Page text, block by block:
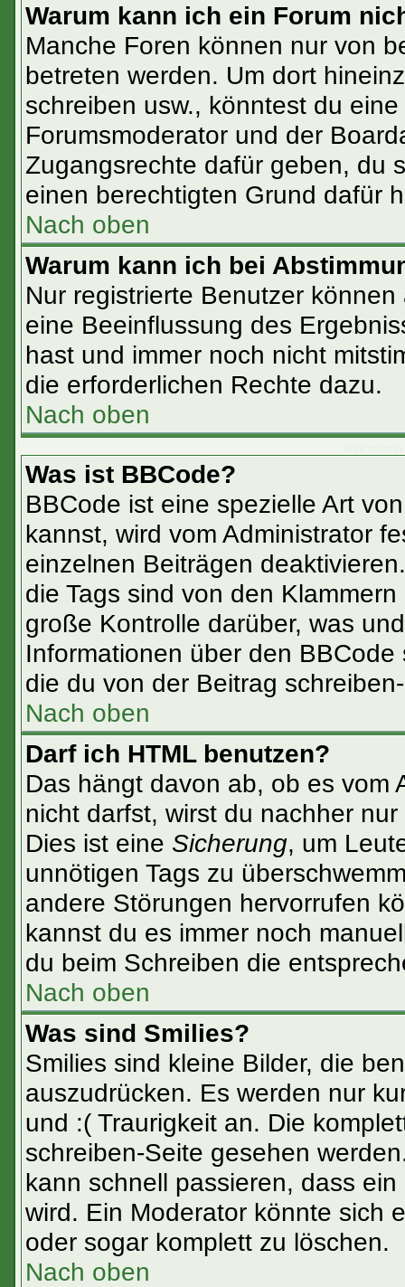
Warum kann ich ein Forum
Manche Foren können nur von
betreten werden. Um dort
schreiben usw., könntest du
Forumsmoderator und der
Zugangsrechte dafür geben, du
einen berechtigten Grund dafür
Nach oben
Warum kann ich bei
Nur registrierte Benutzer
eine Beeinflussung des
hast und immer noch nicht
die erforderlichen Rechte dazu.
Nach oben
Was ist BBCode?
BBCode ist eine spezielle Art
kannst, wird vom Administrator
einzelnen Beiträgen
die Tags sind von den
große Kontrolle darüber, was
Informationen über den
die du von der Beitrag
Nach oben
Darf ich HTML benutzen?
Das hängt davon ab, ob es vom
nicht darfst, wirst du nachher
Dies ist eine Sicherung, um
unnötigen Tags zu
andere Störungen hervorrufen
kannst du es immer noch
du beim Schreiben die
Nach oben
Was sind Smilies?
Smilies sind kleine Bilder, die
auszudrücken. Es werden nur
und :( Traurigkeit an. Die
schreiben-Seite gesehen
kann schnell passieren, dass
wird. Ein Moderator könnte sich
oder sogar komplett zu löschen.
Nach oben